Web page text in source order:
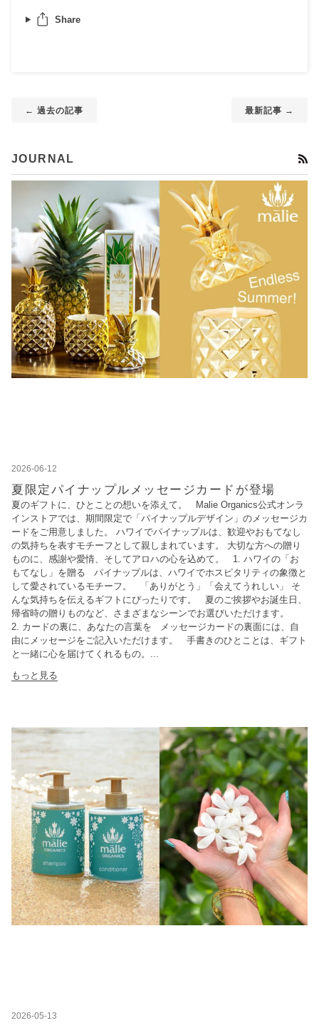
Share
← 過去の記事 最新記事 →
JOURNAL
2026-06-12
夏限定パイナップルメッセージカードが登場
夏のギフトに、ひとことの想いを添えて。 Malie Organics公式オンラ
インストアでは、期間限定で「パイナップルデザイン」のメッセージカ
ードをご用意しました。 ハワイでパイナップルは、歓迎やおもてなし
の気持ちを表すモチーフとして親しまれています。 大切な方への贈り
ものに、感謝や愛情、そしてアロハの心を込めて。 1. ハワイの「お
もてなし」を贈る パイナップルは、ハワイでホスピタリティの象徴と
して愛されているモチーフ。 「ありがとう」「会えてうれしい」 そ
んな気持ちを伝えるギフトにぴったりです。 夏のご挨拶やお誕生日、
帰省時の贈りものなど、さまざまなシーンでお選びいただけます。
2. カードの裏に、あなたの言葉を メッセージカードの裏面には、自
由にメッセージをご記入いただけます。 手書きのひとことは、ギフト
と一緒に心を届けてくれるもの。...
もっと見る
2026-05-13